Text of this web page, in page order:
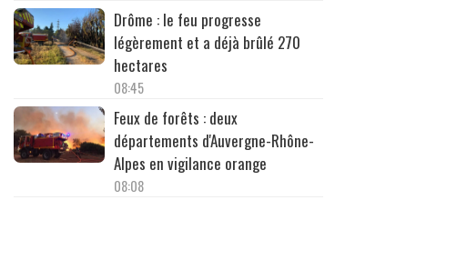
Drôme : le feu progresse
légèrement et a déjà brûlé 270
hectares
08:45
Feux de forêts : deux
départements d'Auvergne-Rhône-
Alpes en vigilance orange
08:08